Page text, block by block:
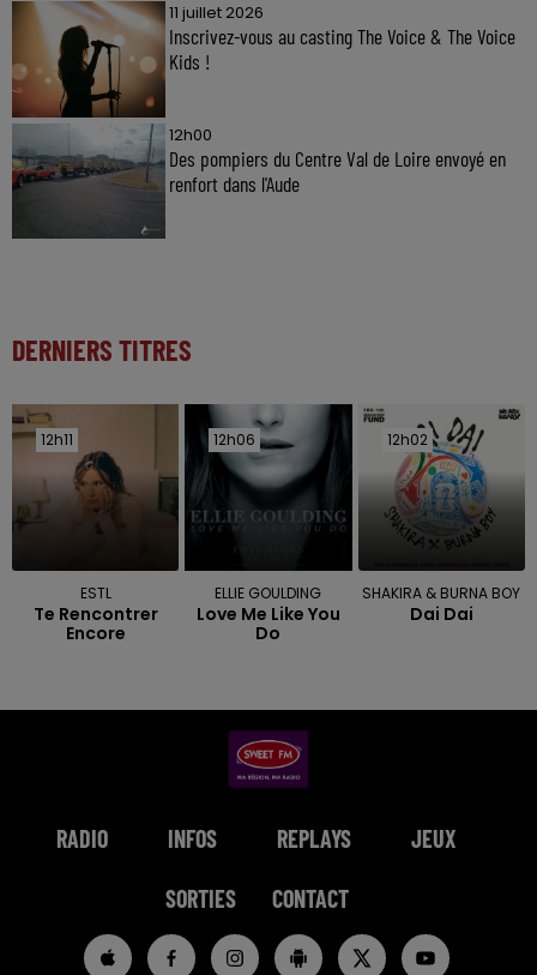
11 juillet 2026
Inscrivez-vous au casting The Voice & The Voice
Kids !
12h00
Des pompiers du Centre Val de Loire envoyé en
renfort dans l'Aude
DERNIERS TITRES
12h11
12h11
ESTL
Te Rencontrer
Encore
12h06
12h06
ELLIE GOULDING
Love Me Like You
Do
12h02
12h02
SHAKIRA & BURNA BOY
Dai Dai
RADIO INFOS REPLAYS JEUX
SORTIES CONTACT